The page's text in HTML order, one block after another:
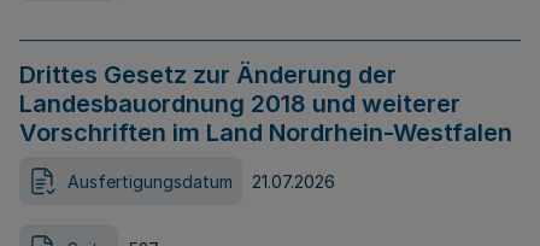
Drittes Gesetz zur Änderung der
Landesbauordnung 2018 und weiterer
Vorschriften im Land Nordrhein-Westfalen
Ausfertigungsdatum 21.07.2026